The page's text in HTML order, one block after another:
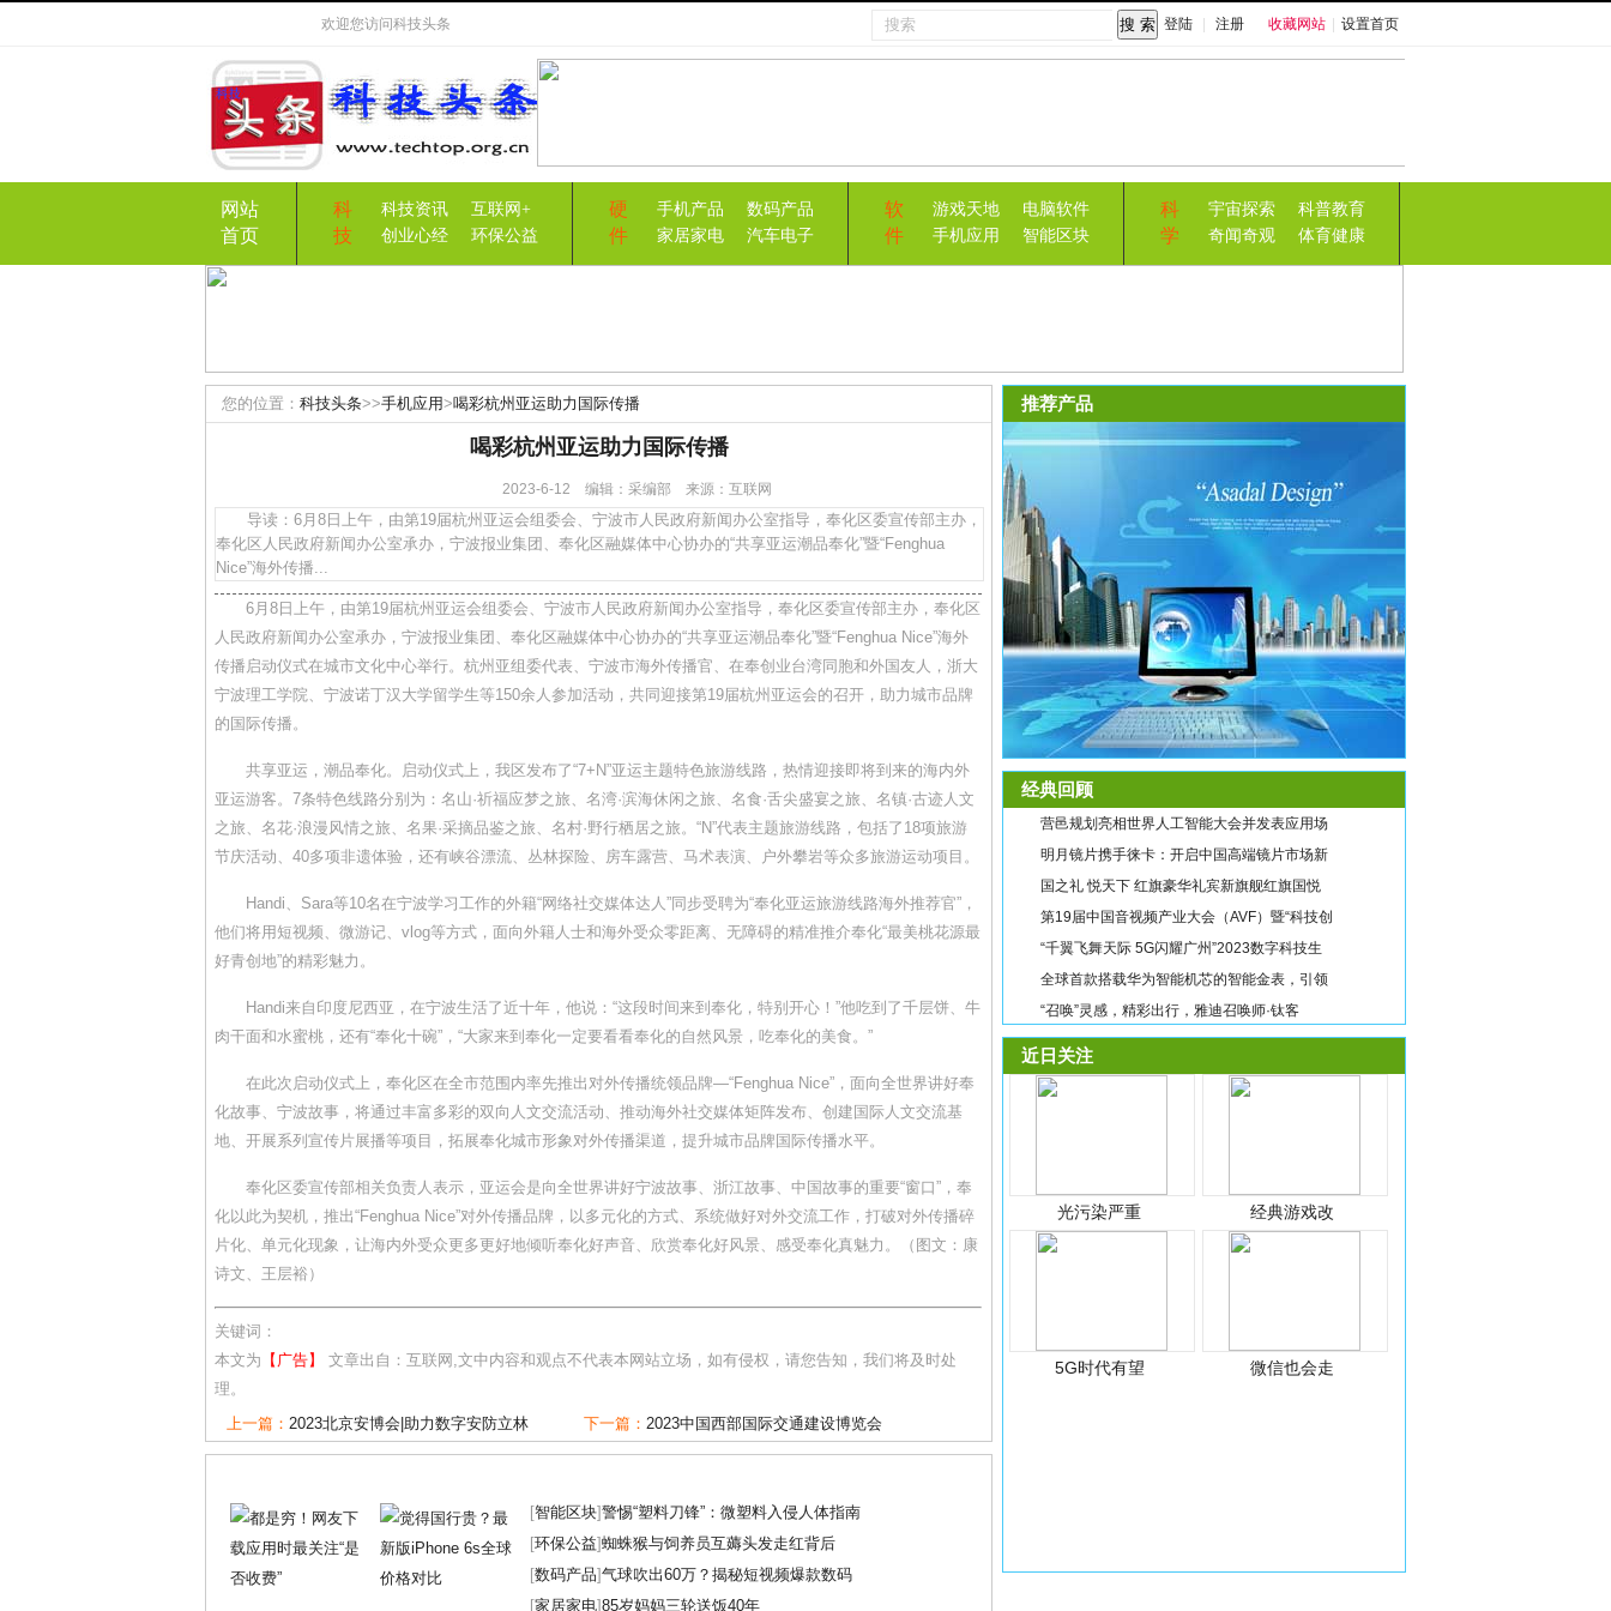
欢迎您访问科技头条 收藏网站 设置首页
登陆 注册
网站
首页
科
技
科技资讯
互联网+
创业心经
环保公益
硬
件
手机产品
数码产品
家居家电
汽车电子
软
件
游戏天地
电脑软件
手机应用
智能区块
科
学
宇宙探索
科普教育
奇闻奇观
体育健康
您的位置： 科技头条>>手机应用>喝彩杭州亚运助力国际传播
喝彩杭州亚运助力国际传播
2023-6-12 编辑：采编部 来源：互联网
导读：6月8日上午，由第19届杭州亚运会组委会、宁波市人民政府新闻办公室指导，奉化区委宣传部主办，
奉化区人民政府新闻办公室承办，宁波报业集团、奉化区融媒体中心协办的“共享亚运潮品奉化”暨“Fenghua
Nice”海外传播...
6月8日上午，由第19届杭州亚运会组委会、宁波市人民政府新闻办公室指导，奉化区委宣传部主办，奉化区
人民政府新闻办公室承办，宁波报业集团、奉化区融媒体中心协办的“共享亚运潮品奉化”暨“Fenghua Nice”海外
传播启动仪式在城市文化中心举行。杭州亚组委代表、宁波市海外传播官、在奉创业台湾同胞和外国友人，浙大
宁波理工学院、宁波诺丁汉大学留学生等150余人参加活动，共同迎接第19届杭州亚运会的召开，助力城市品牌
的国际传播。
共享亚运，潮品奉化。启动仪式上，我区发布了“7+N”亚运主题特色旅游线路，热情迎接即将到来的海内外
亚运游客。7条特色线路分别为：名山·祈福应梦之旅、名湾·滨海休闲之旅、名食·舌尖盛宴之旅、名镇·古迹人文
之旅、名花·浪漫风情之旅、名果·采摘品鉴之旅、名村·野行栖居之旅。“N”代表主题旅游线路，包括了18项旅游
节庆活动、40多项非遗体验，还有峡谷漂流、丛林探险、房车露营、马术表演、户外攀岩等众多旅游运动项目。
Handi、Sara等10名在宁波学习工作的外籍“网络社交媒体达人”同步受聘为“奉化亚运旅游线路海外推荐官”，
他们将用短视频、微游记、vlog等方式，面向外籍人士和海外受众零距离、无障碍的精准推介奉化“最美桃花源最
好青创地”的精彩魅力。
Handi来自印度尼西亚，在宁波生活了近十年，他说：“这段时间来到奉化，特别开心！”他吃到了千层饼、牛
肉干面和水蜜桃，还有“奉化十碗”，“大家来到奉化一定要看看奉化的自然风景，吃奉化的美食。”
在此次启动仪式上，奉化区在全市范围内率先推出对外传播统领品牌—“Fenghua Nice”，面向全世界讲好奉
化故事、宁波故事，将通过丰富多彩的双向人文交流活动、推动海外社交媒体矩阵发布、创建国际人文交流基
地、开展系列宣传片展播等项目，拓展奉化城市形象对外传播渠道，提升城市品牌国际传播水平。
奉化区委宣传部相关负责人表示，亚运会是向全世界讲好宁波故事、浙江故事、中国故事的重要“窗口”，奉
化以此为契机，推出“Fenghua Nice”对外传播品牌，以多元化的方式、系统做好对外交流工作，打破对外传播碎
片化、单元化现象，让海内外受众更多更好地倾听奉化好声音、欣赏奉化好风景、感受奉化真魅力。（图文：康
诗文、王层裕）
关键词：
本文为 【广告】
文章出自：互联网,文中内容和观点不代表本网站立场，如有侵权，请您告知，我们将及时处
理。
上一篇： 2023北京安博会|助力数字安防立林 下一篇： 2023中国西部国际交通建设博览会
[智能区块]警惕“塑料刀锋”：微塑料入侵人体指南
[环保公益]蜘蛛猴与饲养员互薅头发走红背后
[数码产品]气球吹出60万？揭秘短视频爆款数码
[家居家电]85岁妈妈三轮送饭40年
推荐产品
经典回顾
营邑规划亮相世界人工智能大会并发表应用场
明月镜片携手徕卡：开启中国高端镜片市场新
国之礼 悦天下 红旗豪华礼宾新旗舰红旗国悦
第19届中国音视频产业大会（AVF）暨“科技创
“千翼飞舞天际 5G闪耀广州”2023数字科技生
全球首款搭载华为智能机芯的智能金表，引领
“召唤”灵感，精彩出行，雅迪召唤师·钛客
近日关注
光污染严重 经典游戏改
5G时代有望 微信也会走